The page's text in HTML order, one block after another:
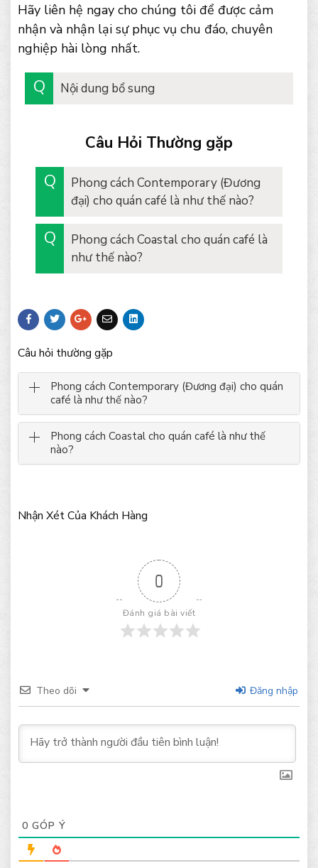
Hãy liên hệ ngay cho chúng tôi để được cảm
nhận và nhận lại sự phục vụ chu đáo, chuyên
nghiệp hài lòng nhất.
Nội dung bổ sung
Câu Hỏi Thường gặp
Phong cách Contemporary (Đương
đại) cho quán café là như thế nào?
Phong cách Coastal cho quán café là
như thế nào?
Câu hỏi thường gặp
Phong cách Contemporary (Đương đại) cho quán
café là như thế nào?
Phong cách Coastal cho quán café là như thế
nào?
Nhận Xét Của Khách Hàng
0
Đánh giá bài viết
Theo dõi Đăng nhập
0 GÓP Ý